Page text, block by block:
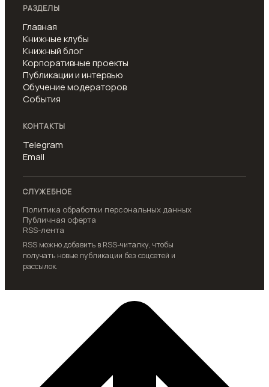
РАЗДЕЛЫ
Главная
Книжные клубы
Книжный блог
Корпоративные проекты
Публикации и интервью
Обучение модераторов
События
КОНТАКТЫ
Telegram
Email
СЛУЖЕБНОЕ
Политика обработки персональных данных
Публичная оферта
RSS-лента
RSS можно добавить в RSS-читалку, чтобы
получать новые публикации без соцсетей и
рассылок.